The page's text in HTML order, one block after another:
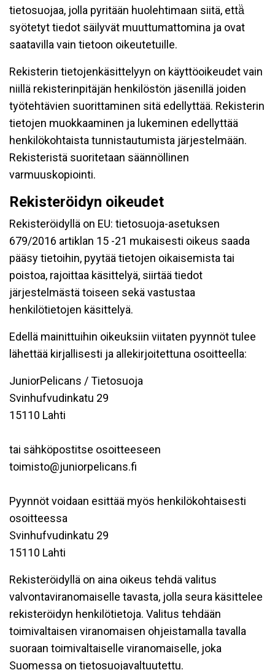
tietosuojaa, jolla pyritään huolehtimaan siitä, että̈
syötetyt tiedot säilyvät muuttumattomina ja ovat
saatavilla vain tietoon oikeutetuille.
Rekisterin tietojenkäsittelyyn on käyttöoikeudet vain
niillä rekisterinpitäjän henkilöstön jäsenillä joiden
työtehtävien suorittaminen sitä edellyttää. Rekisterin
tietojen muokkaaminen ja lukeminen edellyttää
henkilökohtaista tunnistautumista järjestelmään.
Rekisteristä suoritetaan säännöllinen
varmuuskopiointi.
Rekisteröidyn oikeudet
Rekisteröidyllä on EU: tietosuoja-asetuksen
679/2016 artiklan 15 -21 mukaisesti oikeus saada
pääsy tietoihin, pyytää tietojen oikaisemista tai
poistoa, rajoittaa käsittelyä, siirtää tiedot
järjestelmästä toiseen sekä vastustaa
henkilötietojen käsittelyä.
Edellä mainittuihin oikeuksiin viitaten pyynnöt tulee
lähettää kirjallisesti ja allekirjoitettuna osoitteella:
JuniorPelicans / Tietosuoja
Svinhufvudinkatu 29
15110 Lahti
tai sähköpostitse osoitteeseen
toimisto@juniorpelicans.fi
Pyynnöt voidaan esittää myös henkilökohtaisesti
osoitteessa
Svinhufvudinkatu 29
15110 Lahti
Rekisteröidyllä on aina oikeus tehdä valitus
valvontaviranomaiselle tavasta, jolla seura käsittelee
rekisteröidyn henkilötietoja. Valitus tehdään
toimivaltaisen viranomaisen ohjeistamalla tavalla
suoraan toimivaltaiselle viranomaiselle, joka
Suomessa on tietosuojavaltuutettu.